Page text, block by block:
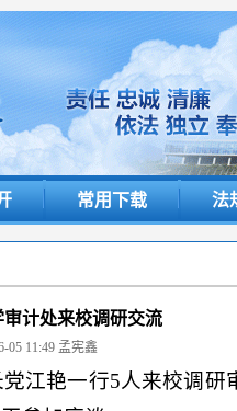
常用下载 法
计处来校调研交流
05 11:49 孟宪鑫
江艳一行5人来校调研